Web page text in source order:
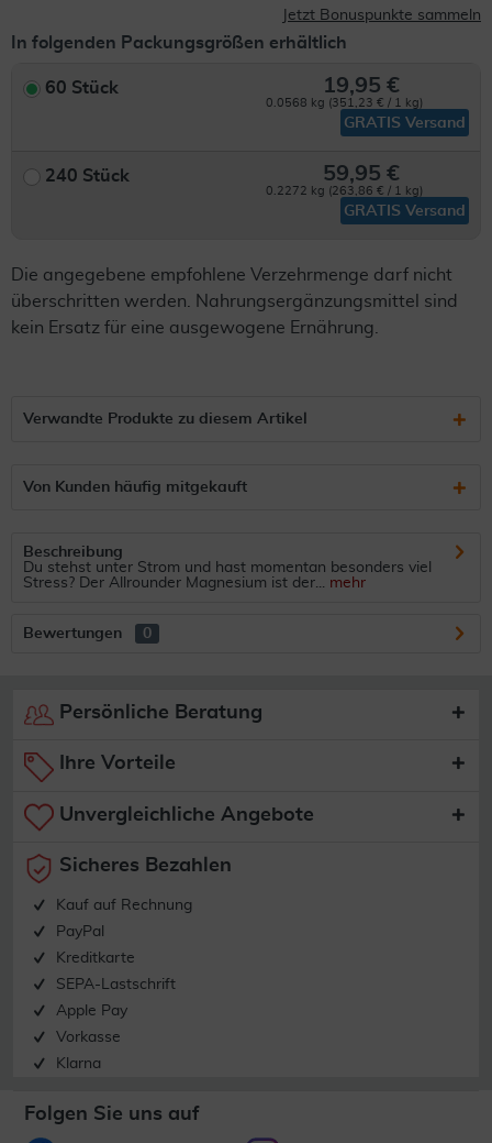
Jetzt Bonuspunkte sammeln
In folgenden Packungsgrößen erhältlich
60 Stück 19,95 €
0.0568 kg (351,23 € / 1 kg)
GRATIS Versand
240 Stück 59,95 €
0.2272 kg (263,86 € / 1 kg)
GRATIS Versand
Die angegebene empfohlene Verzehrmenge darf nicht
überschritten werden. Nahrungsergänzungsmittel sind
kein Ersatz für eine ausgewogene Ernährung.
Verwandte Produkte zu diesem Artikel
Von Kunden häufig mitgekauft
Beschreibung
Du stehst unter Strom und hast momentan besonders viel
Stress? Der Allrounder Magnesium ist der... mehr
Bewertungen 0
Persönliche Beratung
Ihre Vorteile
Unvergleichliche Angebote
Sicheres Bezahlen
Kauf auf Rechnung
PayPal
Kreditkarte
SEPA-Lastschrift
Apple Pay
Vorkasse
Klarna
Folgen Sie uns auf